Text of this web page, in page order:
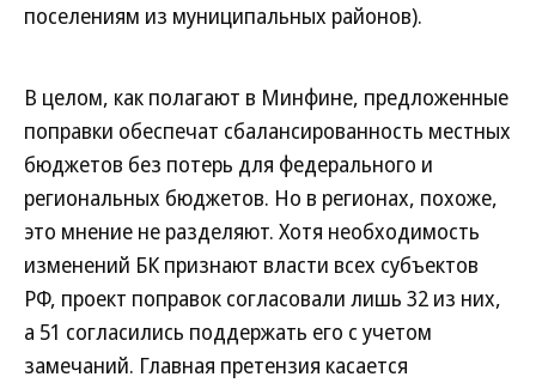
поселениям из муниципальных районов).
В целом, как полагают в Минфине, предложенные
поправки обеспечат сбалансированность местных
бюджетов без потерь для федерального и
региональных бюджетов. Но в регионах, похоже,
это мнение не разделяют. Хотя необходимость
изменений БК признают власти всех субъектов
РФ, проект поправок согласовали лишь 32 из них,
а 51 согласились поддержать его с учетом
замечаний. Главная претензия касается